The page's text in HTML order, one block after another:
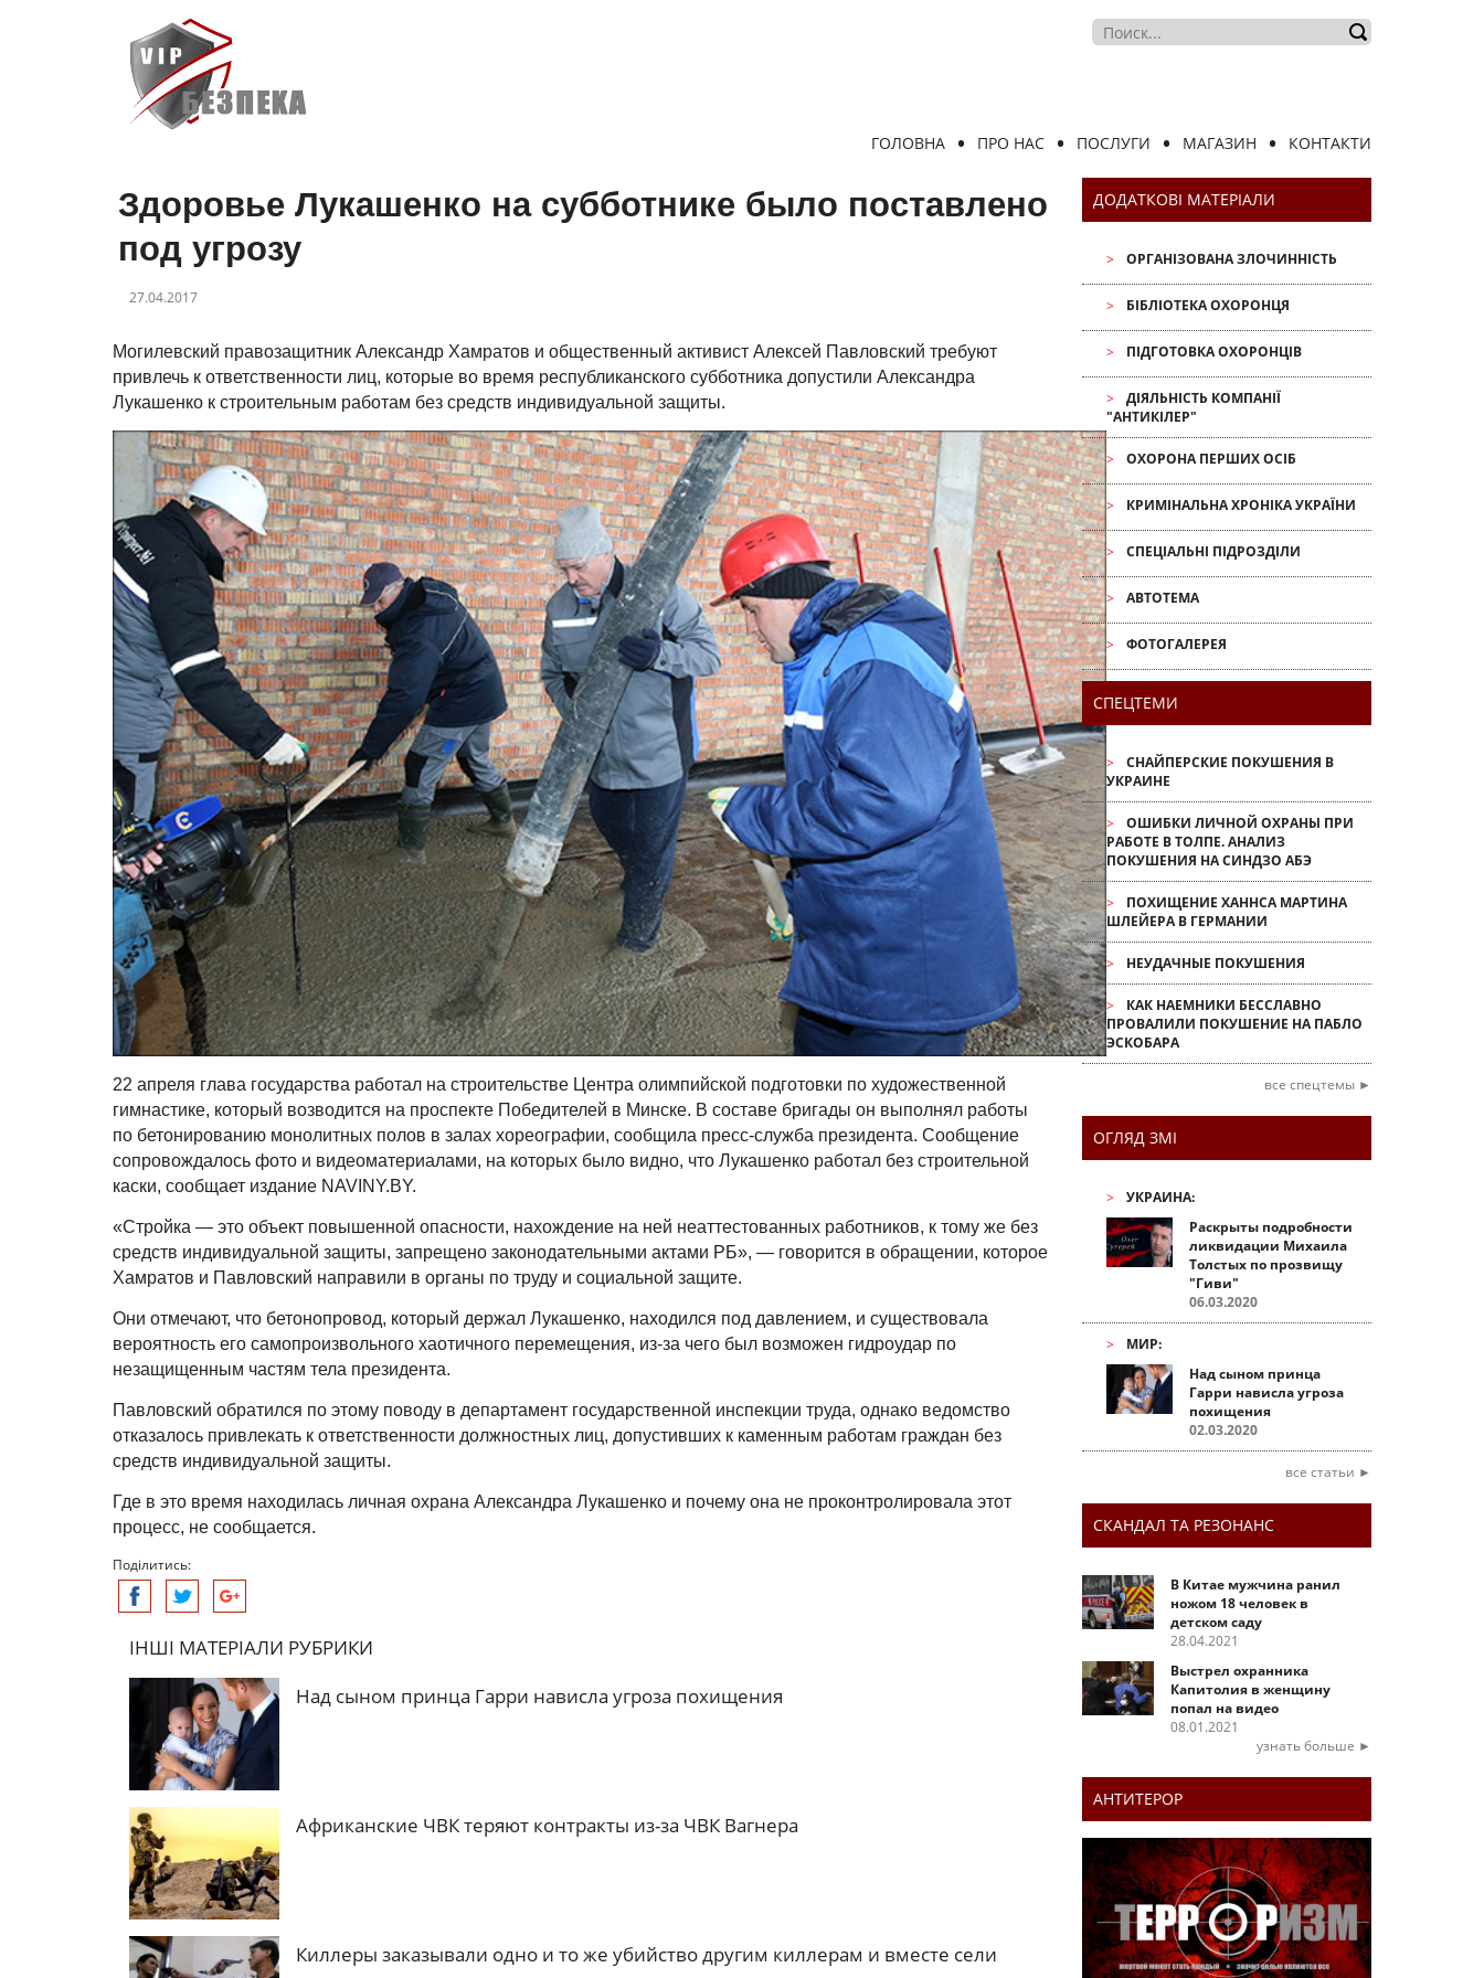
ГОЛОВНА ПРО НАС ПОСЛУГИ МАГАЗИН КОНТАКТИ
Здоровье Лукашенко на субботнике было поставлено
под угрозу
27.04.2017
Могилевский правозащитник Александр Хамратов и общественный активист Алексей Павловский требуют
привлечь к ответственности лиц, которые во время республиканского субботника допустили Александра
Лукашенко к строительным работам без средств индивидуальной защиты.
22 апреля глава государства работал на строительстве Центра олимпийской подготовки по художественной
гимнастике, который возводится на проспекте Победителей в Минске. В составе бригады он выполнял работы
по бетонированию монолитных полов в залах хореографии, сообщила пресс-служба президента. Сообщение
сопровождалось фото и видеоматериалами, на которых было видно, что Лукашенко работал без строительной
каски, сообщает издание NAVINY.BY.
«Стройка — это объект повышенной опасности, нахождение на ней неаттестованных работников, к тому же без
средств индивидуальной защиты, запрещено законодательными актами РБ», — говорится в обращении, которое
Хамратов и Павловский направили в органы по труду и социальной защите.
Они отмечают, что бетонопровод, который держал Лукашенко, находился под давлением, и существовала
вероятность его самопроизвольного хаотичного перемещения, из-за чего был возможен гидроудар по
незащищенным частям тела президента.
Павловский обратился по этому поводу в департамент государственной инспекции труда, однако ведомство
отказалось привлекать к ответственности должностных лиц, допустивших к каменным работам граждан без
средств индивидуальной защиты.
Где в это время находилась личная охрана Александра Лукашенко и почему она не проконтролировала этот
процесс, не сообщается.
Поділитись:
ІНШІ МАТЕРІАЛИ РУБРИКИ
Над сыном принца Гарри нависла угроза похищения
Африканские ЧВК теряют контракты из-за ЧВК Вагнера
Киллеры заказывали одно и то же убийство другим киллерам и вместе сели
ДОДАТКОВІ МАТЕРІАЛИ
ОРГАНІЗОВАНА ЗЛОЧИННІСТЬ
БІБЛІОТЕКА ОХОРОНЦЯ
ПІДГОТОВКА ОХОРОНЦІВ
ДІЯЛЬНІСТЬ КОМПАНІЇ
"АНТИКІЛЕР"
ОХОРОНА ПЕРШИХ ОСІБ
КРИМІНАЛЬНА ХРОНІКА УКРАЇНИ
СПЕЦІАЛЬНІ ПІДРОЗДІЛИ
АВТОТЕМА
ФОТОГАЛЕРЕЯ
СПЕЦТЕМИ
СНАЙПЕРСКИЕ ПОКУШЕНИЯ В
УКРАИНЕ
ОШИБКИ ЛИЧНОЙ ОХРАНЫ ПРИ
РАБОТЕ В ТОЛПЕ. АНАЛИЗ
ПОКУШЕНИЯ НА СИНДЗО АБЭ
ПОХИЩЕНИЕ ХАННСА МАРТИНА
ШЛЕЙЕРА В ГЕРМАНИИ
НЕУДАЧНЫЕ ПОКУШЕНИЯ
КАК НАЕМНИКИ БЕССЛАВНО
ПРОВАЛИЛИ ПОКУШЕНИЕ НА ПАБЛО
ЭСКОБАРА
все спецтемы ►
ОГЛЯД ЗМІ
УКРАИНА:
Раскрыты подробности
ликвидации Михаила
Толстых по прозвищу
"Гиви"
06.03.2020
МИР:
Над сыном принца
Гарри нависла угроза
похищения
02.03.2020
все статьи ►
СКАНДАЛ ТА РЕЗОНАНС
В Китае мужчина ранил
ножом 18 человек в
детском саду
28.04.2021
Выстрел охранника
Капитолия в женщину
попал на видео
08.01.2021
узнать больше ►
АНТИТЕРОР